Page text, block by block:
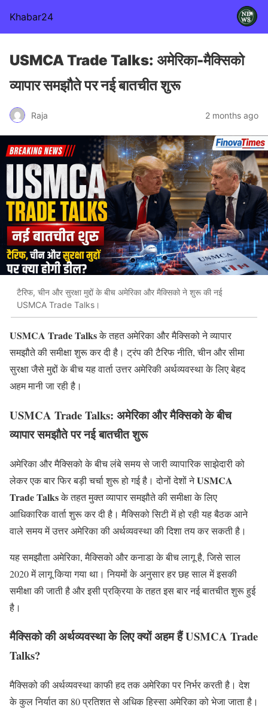
Khabar24
USMCA Trade Talks: अमेरिका-मैक्सिको
व्यापार समझौते पर नई बातचीत शुरू
Raja 2 months ago
टैरिफ, चीन और सुरक्षा मुद्दों के बीच अमेरिका और मैक्सिको ने शुरू की नई
USMCA Trade Talks।
USMCA Trade Talksके तहत अमेरिका और मैक्सिको ने व्यापार
समझौते की समीक्षा शुरू कर दी है। ट्रंप की टैरिफ नीति, चीन और सीमा
सुरक्षा जैसे मुद्दों के बीच यह वार्ता उत्तर अमेरिकी अर्थव्यवस्था के लिए बेहद
अहम मानी जा रही है।
USMCA Trade Talks: अमेरिका और मैक्सिको के बीच
व्यापार समझौते पर नई बातचीत शुरू
अमेरिका और मैक्सिको के बीच लंबे समय से जारी व्यापारिक साझेदारी को
लेकर एक बार फिर बड़ी चर्चा शुरू हो गई है। दोनों देशों नेUSMCA
Trade Talksके तहत मुक्त व्यापार समझौते की समीक्षा के लिए
आधिकारिक वार्ता शुरू कर दी है। मैक्सिको सिटी में हो रही यह बैठक आने
वाले समय में उत्तर अमेरिका की अर्थव्यवस्था की दिशा तय कर सकती है।
यह समझौता अमेरिका, मैक्सिको और कनाडा के बीच लागू है, जिसे साल
2020 में लागू किया गया था। नियमों के अनुसार हर छह साल में इसकी
समीक्षा की जाती है और इसी प्रक्रिया के तहत इस बार नई बातचीत शुरू हुई
है।
मैक्सिको की अर्थव्यवस्था के लिए क्यों अहम हैं USMCA Trade
Talks?
मैक्सिको की अर्थव्यवस्था काफी हद तक अमेरिका पर निर्भर करती है। देश
के कुल निर्यात का 80 प्रतिशत से अधिक हिस्सा अमेरिका को भेजा जाता है।